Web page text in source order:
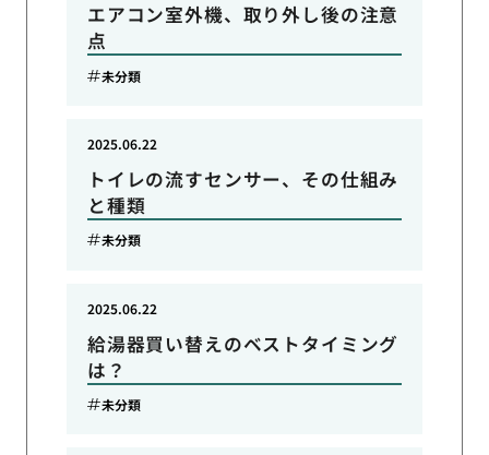
エアコン室外機、取り外し後の注意
点
未分類
トイレの流すセンサー、その仕組み
と種類
2025.06.22
未分類
給湯器買い替えのベストタイミング
は？
2025.06.22
未分類